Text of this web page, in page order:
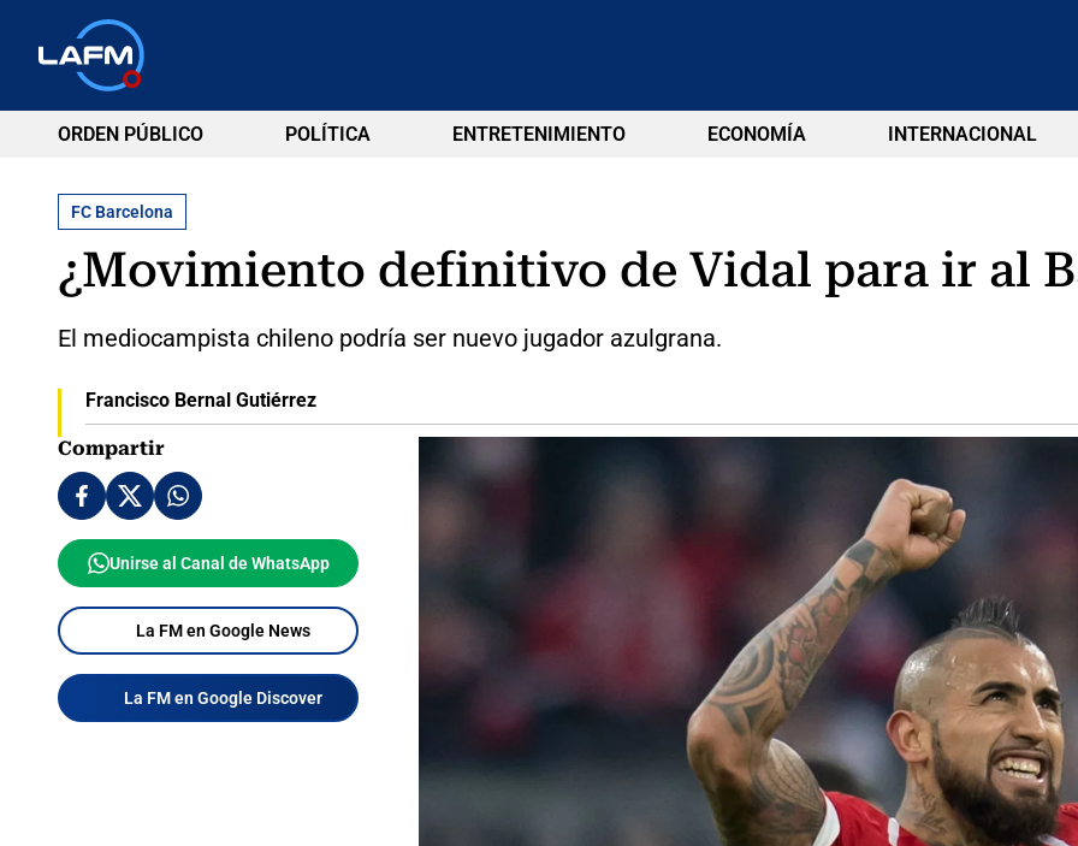
ORDEN PÚBLICO POLÍTICA ENTRETENIMIENTO ECONOMÍA INTERNACIONAL
FC Barcelona
¿Movimiento definitivo de Vidal para ir al
El mediocampista chileno podría ser nuevo jugador azulgrana.
Francisco Bernal Gutiérrez
Compartir
Unirse al Canal de WhatsApp
La FM en Google News
La FM en Google Discover